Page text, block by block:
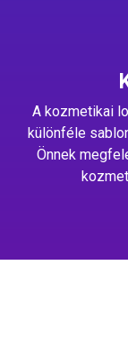
A kozmetikai
különféle
Önnek